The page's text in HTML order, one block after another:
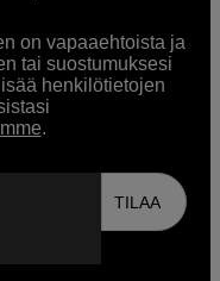
on vapaaehtoista ja
tai suostumuksesi
henkilötietojen
.
TILAA